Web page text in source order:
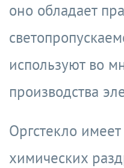
оно обладает
используют во
производства
Оргстекло
химических